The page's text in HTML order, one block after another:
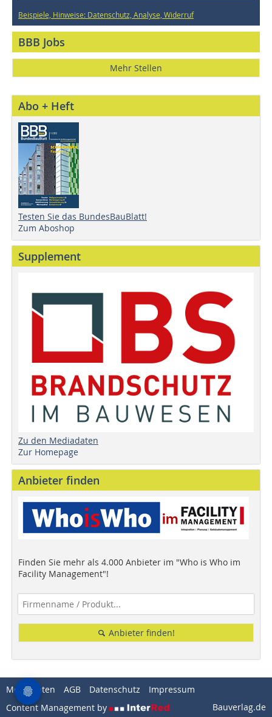
Beispiele, Hinweise: Datenschutz, Analyse, Widerruf
BBB Jobs
Mehr Stellen
Abo + Heft
Testen Sie das BundesBauBlatt!
Zum Aboshop
Supplement
Zu den Mediadaten
Zur Homepage
Anbieter finden
Finden Sie mehr als 4.000 Anbieter im "Who is Who im
Facility Management"!
Anbieter finden!
Mediadaten AGB Datenschutz
Impressum
Content Management by
Bauverlag.de